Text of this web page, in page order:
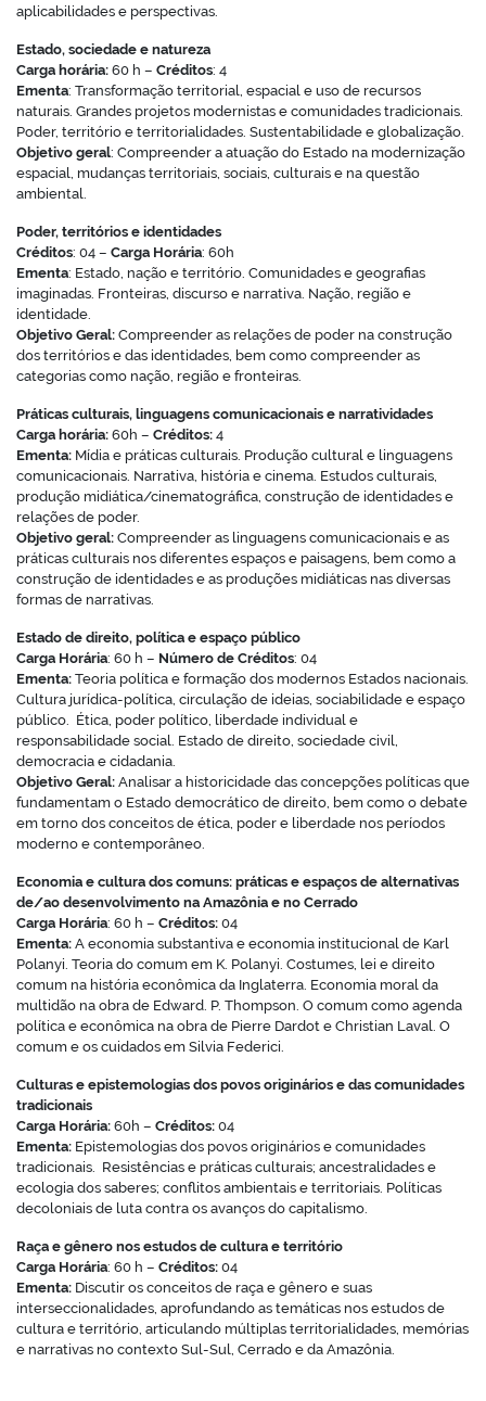
aplicabilidades e perspectivas.
Estado, sociedade e natureza
Carga horária: 60 h – Créditos: 4
Ementa: Transformação territorial, espacial e uso de recursos
naturais. Grandes projetos modernistas e comunidades tradicionais.
Poder, território e territorialidades. Sustentabilidade e globalização.
Objetivo geral: Compreender a atuação do Estado na modernização
espacial, mudanças territoriais, sociais, culturais e na questão
ambiental.
Poder, territórios e identidades
Créditos: 04 – Carga Horária: 60h
Ementa: Estado, nação e território. Comunidades e geografias
imaginadas. Fronteiras, discurso e narrativa. Nação, região e
identidade.
Objetivo Geral: Compreender as relações de poder na construção
dos territórios e das identidades, bem como compreender as
categorias como nação, região e fronteiras.
Práticas culturais, linguagens comunicacionais e narratividades
Carga horária: 60h – Créditos: 4
Ementa: Mídia e práticas culturais. Produção cultural e linguagens
comunicacionais. Narrativa, história e cinema. Estudos culturais,
produção midiática/cinematográfica, construção de identidades e
relações de poder.
Objetivo geral: Compreender as linguagens comunicacionais e as
práticas culturais nos diferentes espaços e paisagens, bem como a
construção de identidades e as produções midiáticas nas diversas
formas de narrativas.
Estado de direito, política e espaço público
Carga Horária: 60 h – Número de Créditos: 04
Ementa: Teoria política e formação dos modernos Estados nacionais.
Cultura jurídica-política, circulação de ideias, sociabilidade e espaço
público. Ética, poder político, liberdade individual e
responsabilidade social. Estado de direito, sociedade civil,
democracia e cidadania.
Objetivo Geral: Analisar a historicidade das concepções políticas que
fundamentam o Estado democrático de direito, bem como o debate
em torno dos conceitos de ética, poder e liberdade nos períodos
moderno e contemporâneo.
Economia e cultura dos comuns: práticas e espaços de alternativas
de/ao desenvolvimento na Amazônia e no Cerrado
Carga Horária: 60 h – Créditos: 04
Ementa: A economia substantiva e economia institucional de Karl
Polanyi. Teoria do comum em K. Polanyi. Costumes, lei e direito
comum na história econômica da Inglaterra. Economia moral da
multidão na obra de Edward. P. Thompson. O comum como agenda
política e econômica na obra de Pierre Dardot e Christian Laval. O
comum e os cuidados em Silvia Federici.
Culturas e epistemologias dos povos originários e das comunidades
tradicionais
Carga Horária: 60h – Créditos: 04
Ementa: Epistemologias dos povos originários e comunidades
tradicionais. Resistências e práticas culturais; ancestralidades e
ecologia dos saberes; conflitos ambientais e territoriais. Políticas
decoloniais de luta contra os avanços do capitalismo.
Raça e gênero nos estudos de cultura e território
Carga Horária: 60 h – Créditos: 04
Ementa: Discutir os conceitos de raça e gênero e suas
interseccionalidades, aprofundando as temáticas nos estudos de
cultura e território, articulando múltiplas territorialidades, memórias
e narrativas no contexto Sul-Sul, Cerrado e da Amazônia.